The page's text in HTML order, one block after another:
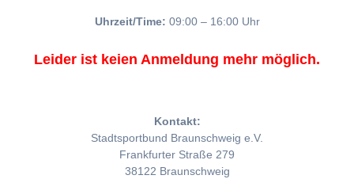
Uhrzeit/Time: 09:00 – 16:00 Uhr
Leider ist keien Anmeldung mehr möglich.
Kontakt:
Stadtsportbund Braunschweig e.V.
Frankfurter Straße 279
38122 Braunschweig